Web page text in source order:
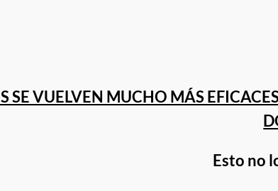
SE VUELVEN MUCHO MÁS
Esto no